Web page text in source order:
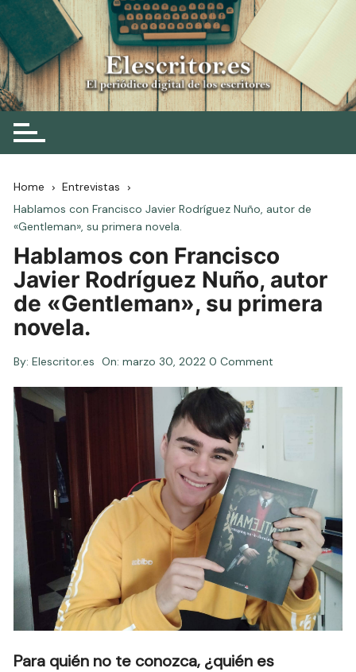
Skip
to
content
Elescritor.es
El periódico digital de los escritores
Home
Entrevistas
Hablamos con Francisco Javier Rodríguez Nuño, autor de
«Gentleman», su primera novela.
Hablamos con Francisco
Javier Rodríguez Nuño, autor
de «Gentleman», su primera
novela.
By: Elescritor.es On:marzo 30, 2022 0 Comment
Para quién no te conozca, ¿quién es